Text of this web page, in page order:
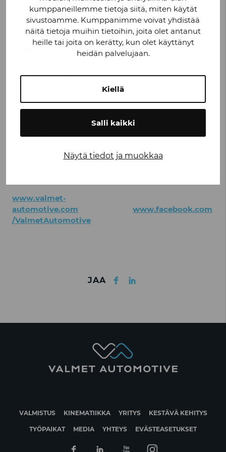
kumppaneillemme tietoja siitä, miten käytät
sivustoamme. Kumppanimme voivat yhdistää
näitä tietoja muihin tietoihin, joita olet antanut
heille tai joita on kerätty, kun olet käyttänyt
heidän palvelujaan.
Kiellä
Salli kaikki
Näytä tiedot ja muokkaa
Parviainen raportoi tuotantojohtaja Pasi Rannukselle
ja on Valmet Automotiven Suomen johtoryhmän
jäsen.
puh. 020 484 8011
mikael.maki(at)valmet-automotive.com
Valmet Automotive tuottaa autoteollisuudelle
suunnittelu- ja valmistuspalveluja, avoautojen
arvoluokan henkilöautot, avoautot ja sähköiset
www.valmet-
automotive.com
www.facebook.com
/ValmetAutomotive
JAA
VALMISTUS KINEMATIIKKA YRITYS KESTÄVÄ KEHITYS
TYÖPAIKAT MEDIA YHTEYS EVÄSTEASETUKSET
FacebookLinkedinYoutube